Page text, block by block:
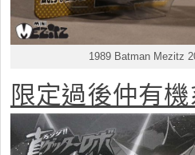
1989 Batman Mezitz
限定過後仲有